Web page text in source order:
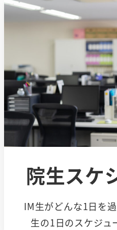
院生スケ
IM生がどんな1日を
生の1日のスケジュ